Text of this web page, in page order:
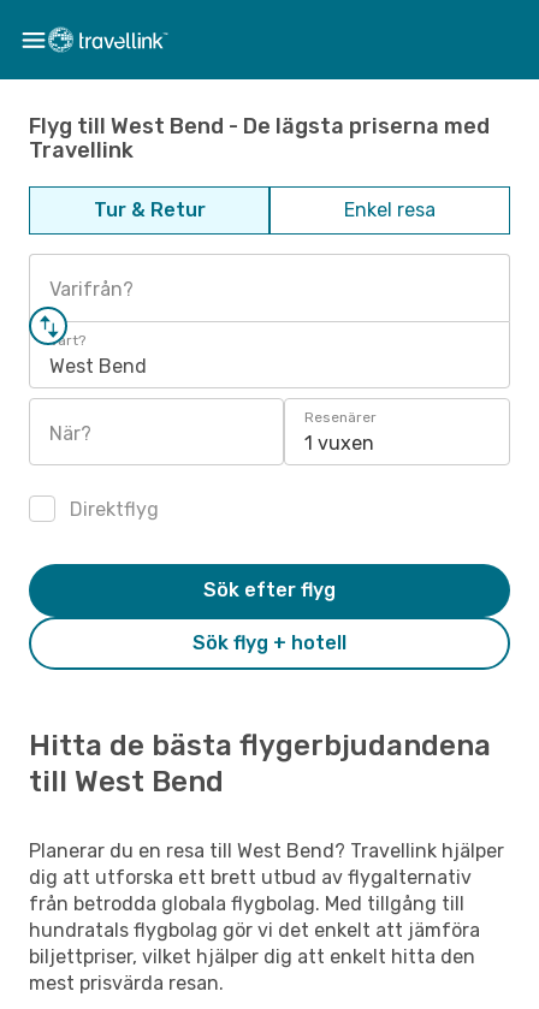
Flyg till West Bend - De lägsta priserna med
Travellink
Tur & Retur Enkel resa
Varifrån?
Vart?
West Bend
När?
Resenärer
1 vuxen
Direktflyg
Sök flyg + hotell
Sök efter flyg
Hitta de bästa flygerbjudandena
till West Bend
Planerar du en resa till West Bend? Travellink hjälper
dig att utforska ett brett utbud av flygalternativ
från betrodda globala flygbolag. Med tillgång till
hundratals flygbolag gör vi det enkelt att jämföra
biljettpriser, vilket hjälper dig att enkelt hitta den
mest prisvärda resan.